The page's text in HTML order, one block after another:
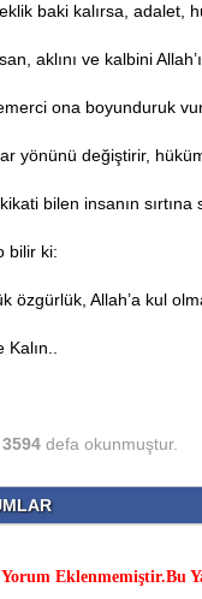
baki kalırsa, adalet,
aklını ve kalbini
ona boyunduruk
yönünü değiştirir,
bilen insanın sırtına
bilir ki:
özgürlük, Allah’a kul
3594 defa okunmuştur.
Eklenmemiştir.Bu